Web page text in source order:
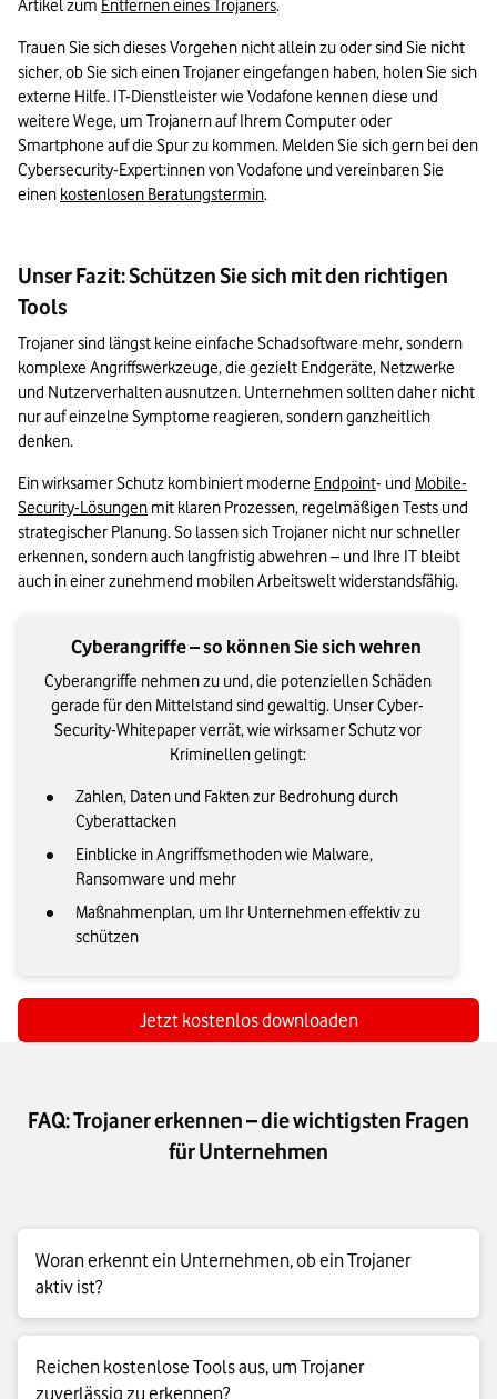
Artikel zum Entfernen eines Trojaners.
Trauen Sie sich dieses Vorgehen nicht allein zu oder sind Sie nicht
sicher, ob Sie sich einen Trojaner eingefangen haben, holen Sie sich
externe Hilfe. IT-Dienstleister wie Vodafone kennen diese und
weitere Wege, um Trojanern auf Ihrem Computer oder
Smartphone auf die Spur zu kommen. Melden Sie sich gern bei den
Cybersecurity-Expert:innen von Vodafone und vereinbaren Sie
einen kostenlosen Beratungstermin.
Unser Fazit: Schützen Sie sich mit den richtigen
Tools
Trojaner sind längst keine einfache Schadsoftware mehr, sondern
komplexe Angriffswerkzeuge, die gezielt Endgeräte, Netzwerke
und Nutzerverhalten ausnutzen. Unternehmen sollten daher nicht
nur auf einzelne Symptome reagieren, sondern ganzheitlich
denken.
Ein wirksamer Schutz kombiniert moderne Endpoint- und Mobile-
Security-Lösungen mit klaren Prozessen, regelmäßigen Tests und
strategischer Planung. So lassen sich Trojaner nicht nur schneller
erkennen, sondern auch langfristig abwehren – und Ihre IT bleibt
auch in einer zunehmend mobilen Arbeitswelt widerstandsfähig.
Cyberangriffe – so können Sie sich wehren
Cyberangriffe nehmen zu und, die potenziellen Schäden
gerade für den Mittelstand sind gewaltig. Unser Cyber-
Security-Whitepaper verrät, wie wirksamer Schutz vor
Kriminellen gelingt:
Zahlen, Daten und Fakten zur Bedrohung durch
Cyberattacken
Einblicke in Angriffsmethoden wie Malware,
Ransomware und mehr
Maßnahmenplan, um Ihr Unternehmen effektiv zu
schützen
Jetzt kostenlos downloaden
FAQ: Trojaner erkennen – die wichtigsten Fragen
für Unternehmen
Woran erkennt ein Unternehmen, ob ein Trojaner
aktiv ist?
Unternehmen erkennen einen Trojaner meist nicht an einem
einzelnen Symptom, sondern an der Kombination mehrerer
Reichen kostenlose Tools aus, um Trojaner
zuverlässig zu erkennen?